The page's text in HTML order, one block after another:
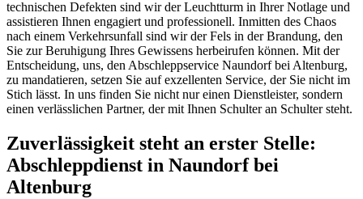
technischen Defekten sind wir der Leuchtturm in Ihrer Notlage und
assistieren Ihnen engagiert und professionell. Inmitten des Chaos
nach einem Verkehrsunfall sind wir der Fels in der Brandung, den
Sie zur Beruhigung Ihres Gewissens herbeirufen können. Mit der
Entscheidung, uns, den Abschleppservice Naundorf bei Altenburg,
zu mandatieren, setzen Sie auf exzellenten Service, der Sie nicht im
Stich lässt. In uns finden Sie nicht nur einen Dienstleister, sondern
einen verlässlichen Partner, der mit Ihnen Schulter an Schulter steht.
Zuverlässigkeit steht an erster Stelle:
Abschleppdienst in Naundorf bei
Altenburg